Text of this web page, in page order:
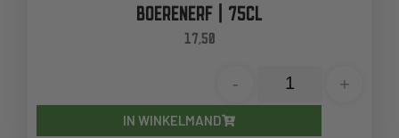
BOERENERF | 75CL
17,50
- +
IN WINKELMAND